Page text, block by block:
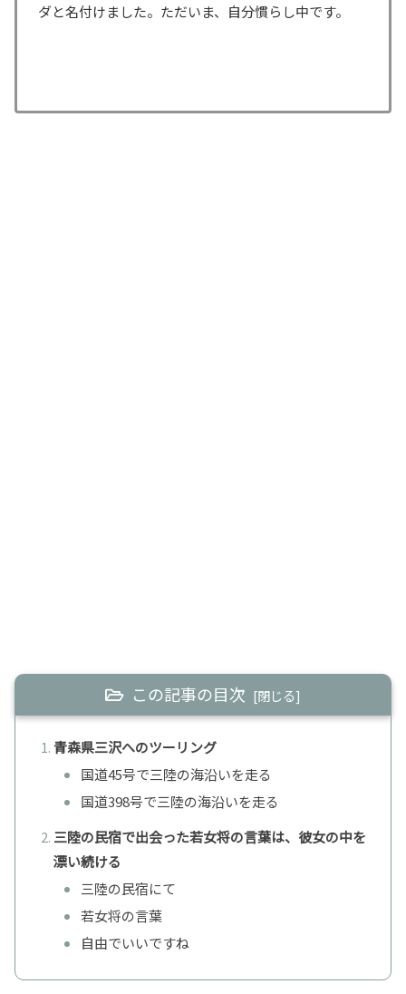
ダと名付けました。ただいま、自分慣らし中です。
この記事の目次
青森県三沢へのツーリング
国道45号で三陸の海沿いを走る
国道398号で三陸の海沿いを走る
三陸の民宿で出会った若女将の言葉は、彼女の中を
漂い続ける
三陸の民宿にて
若女将の言葉
自由でいいですね